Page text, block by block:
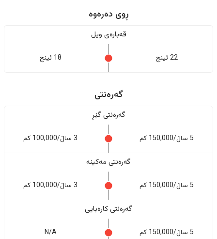
ڕوی دەرەوە
قەبارەی ویل
22 ئینج 18 ئینج
گەرەنتی
گەرەنتی گێڕ
5 ساڵ/150,000 کم 3 ساڵ/100,000 کم
گەرەنتی مەکینە
5 ساڵ/150,000 کم 3 ساڵ/100,000 کم
گەرەنتی کارەبایی
5 ساڵ/150,000 کم N/A